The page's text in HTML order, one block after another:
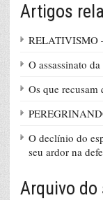
Artigos
RELATIVISMO
O assassinato
Os que recusam
O declínio do
seu ardor na
Arquivo do